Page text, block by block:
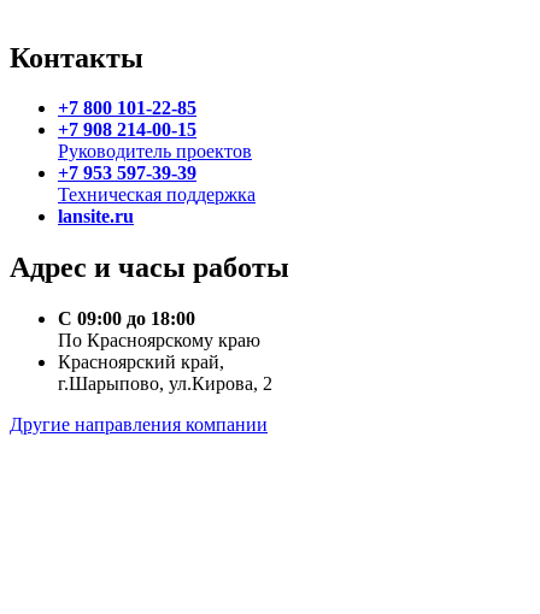
Контакты
+7 800 101-22-85
+7 908 214-00-15
Руководитель проектов
+7 953 597-39-39
Техническая поддержка
lansite.ru
Адрес и часы работы
С 09:00 до 18:00
По Красноярскому краю
Красноярский край,
г.Шарыпово, ул.Кирова, 2
Другие направления компании